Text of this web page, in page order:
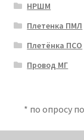
НРШМ
Плетенка ПМЛ
Плетёнка ПСО
Провод МГ
* по опросу